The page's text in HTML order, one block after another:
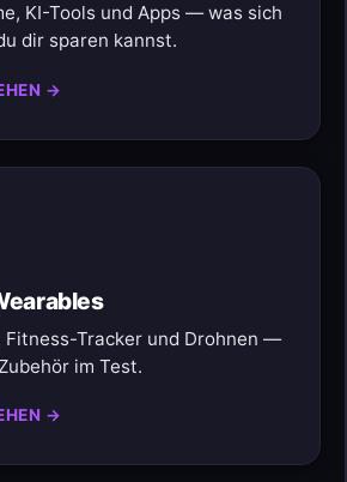
KI-Tools und Apps — was sich
dir sparen kannst.
→
Fitness-Tracker und Drohnen —
im Test.
→